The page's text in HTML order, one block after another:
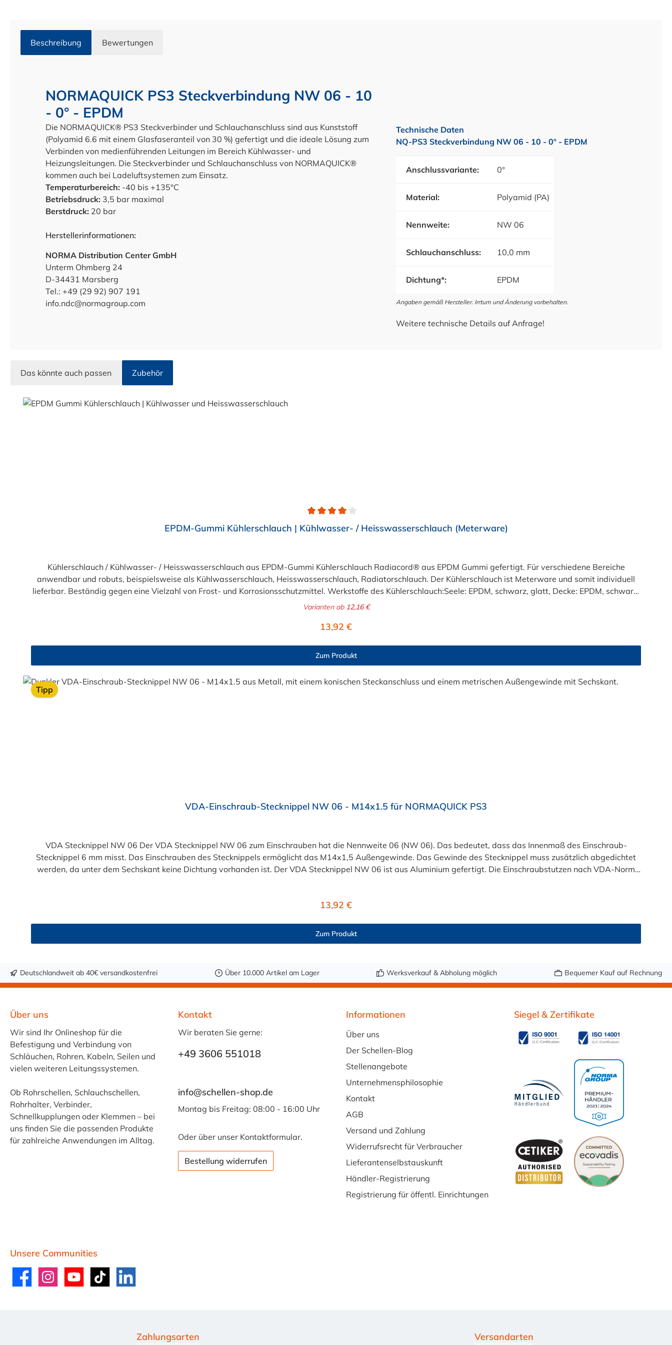
Beschreibung Bewertungen
NORMAQUICK PS3 Steckverbindung NW 06 - 10
- 0° - EPDM
Die NORMAQUICK® PS3 Steckverbinder und Schlauchanschluss sind aus Kunststoff
(Polyamid 6.6 mit einem Glasfaseranteil von 30 %) gefertigt und die ideale Lösung zum
Verbinden von medienführenden Leitungen im Bereich Kühlwasser- und
Heizungsleitungen. Die Steckverbinder und Schlauchanschluss von NORMAQUICK®
kommen auch bei Ladeluftsystemen zum Einsatz.
Temperaturbereich: -40 bis +135°C
Betriebsdruck: 3,5 bar maximal
Berstdruck: 20 bar
Herstellerinformationen:
NORMA Distribution Center GmbH
Unterm Ohmberg 24
D-34431 Marsberg
Tel.: +49 (29 92) 907 191
info.ndc@normagroup.com
Technische Daten
NQ-PS3 Steckverbindung NW 06 - 10 - 0° - EPDM
Anschlussvariante: 0°
Material: Polyamid (PA)
Nennweite: NW 06
Schlauchanschluss: 10,0 mm
Dichtung*: EPDM
Angaben gemäß Hersteller. Irrtum und Änderung vorbehalten.
Weitere technische Details auf Anfrage!
Das könnte auch passen Zubehör
Produktgalerie überspringen
Durchschnittliche Bewertung von 4 von 5 SternenEPDM-Gummi Kühlerschlauch | Kühlwasser- / Heisswasserschlauch (Meterware)
Kühlerschlauch / Kühlwasser- / Heisswasserschlauch aus EPDM-Gummi Kühlerschlauch Radiacord® aus EPDM Gummi gefertigt. Für verschiedene Bereiche
anwendbar und robuts, beispielsweise als Kühlwasserschlauch, Heisswasserschlauch, Radiatorschlauch. Der Kühlerschlauch ist Meterware und somit individuell
lieferbar. Beständig gegen eine Vielzahl von Frost- und Korrosionsschutzmittel. Werkstoffe des Kühlerschlauch:Seele: EPDM, schwarz, glatt, Decke: EPDM, schwarz,
glatt, ab DN 28 stoffgemustert, hitze-, alterungs- und witterungsbeständig in Anlehnung an DIN 73411Temperaturbereich:-40°C bis +125°C (Innen-Ø > 50mm:
Varianten ab12,16 €
Regulärer Preis:
13,92 €
Zum Produkt
Tipp
VDA-Einschraub-Stecknippel NW 06 - M14x1.5 für NORMAQUICK PS3
VDA Stecknippel NW 06 Der VDA Stecknippel NW 06 zum Einschrauben hat die Nennweite 06 (NW 06). Das bedeutet, dass das Innenmaß des Einschraub-
Stecknippel 6 mm misst. Das Einschrauben des Stecknippels ermöglicht das M14x1,5 Außengewinde. Das Gewinde des Stecknippel muss zusätzlich abgedichtet
werden, da unter dem Sechskant keine Dichtung vorhanden ist. Der VDA Stecknippel NW 06 ist aus Aluminium gefertigt. Die Einschraubstutzen nach VDA-Norm
Gegenstück für den Steckverbinder an der medienführenden Leitung wird ein Einschraubnippel (z.B. für Gewindeanschluss am Kühler) oder ggf. auch
Regulärer Preis:
13,92 €
Zum Produkt
Deutschlandweit ab 40€ versandkostenfrei Über 10.000 Artikel am Lager Werksverkauf & Abholung möglich Bequemer Kauf auf Rechnung
Über uns
Wir sind Ihr Onlineshop für die
Befestigung und Verbindung von
Schläuchen, Rohren, Kabeln, Seilen und
vielen weiteren Leitungssystemen.
Ob Rohrschellen, Schlauchschellen,
Rohrhalter, Verbinder,
Schnellkupplungen oder Klemmen – bei
uns finden Sie die passenden Produkte
für zahlreiche Anwendungen im Alltag.
Kontakt
Wir beraten Sie gerne:
+49 3606 551018
info@schellen-shop.de
Montag bis Freitag: 08:00 - 16:00 Uhr
Oder über unser Kontaktformular.
Bestellung widerrufen
Informationen
Über uns
Der Schellen-Blog
Stellenangebote
Unternehmensphilosophie
Kontakt
AGB
Versand und Zahlung
Widerrufsrecht für Verbraucher
Lieferantenselbstauskunft
Händler-Registrierung
Registrierung für öffentl. Einrichtungen
Unsere Communities
FacebookInstagramYouTube TikTok LinkedIn
Siegel & Zertifikate
Zahlungsarten Versandarten